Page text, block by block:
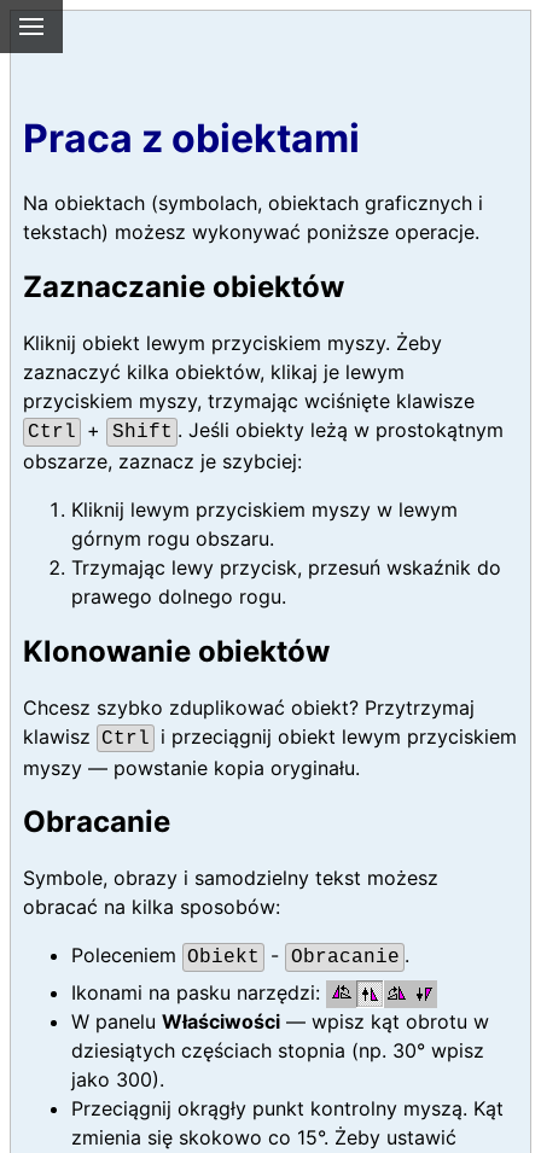
Praca z obiektami
Na obiektach (symbolach, obiektach graficznych i
tekstach) możesz wykonywać poniższe operacje.
Zaznaczanie obiektów
Kliknij obiekt lewym przyciskiem myszy. Żeby
zaznaczyć kilka obiektów, klikaj je lewym
przyciskiem myszy, trzymając wciśnięte klawisze
Ctrl + Shift . Jeśli obiekty leżą w prostokątnym
obszarze, zaznacz je szybciej:
Kliknij lewym przyciskiem myszy w lewym
górnym rogu obszaru.
Trzymając lewy przycisk, przesuń wskaźnik do
prawego dolnego rogu.
Klonowanie obiektów
Chcesz szybko zduplikować obiekt? Przytrzymaj
klawisz
Ctrl
i przeciągnij obiekt lewym przyciskiem
myszy — powstanie kopia oryginału.
Obracanie
Symbole, obrazy i samodzielny tekst możesz
obracać na kilka sposobów:
Poleceniem Obiekt - Obracanie .
Ikonami na pasku narzędzi:
W panelu Właściwości — wpisz kąt obrotu w
dziesiątych częściach stopnia (np. 30° wpisz
jako 300).
Przeciągnij okrągły punkt kontrolny myszą. Kąt
zmienia się skokowo co 15°. Żeby ustawić